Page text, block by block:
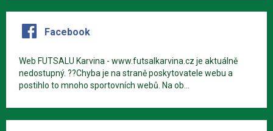
Facebook
Web FUTSALU Karvina - www.futsalkarvina.cz je aktuálně
nedostupný. ??Chyba je na straně poskytovatele webu a
postihlo to mnoho sportovních webů. Na ob...